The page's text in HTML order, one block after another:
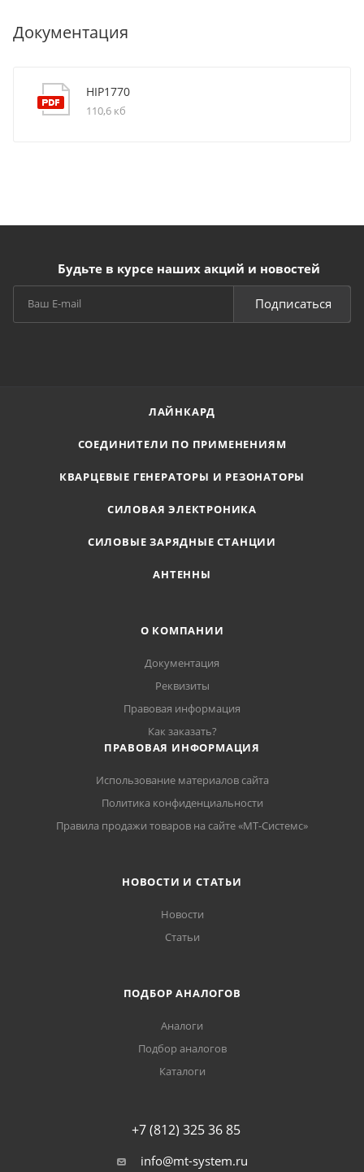
Документация
HIP1770
110,6 кб
Будьте в курсе наших акций и новостей
Подписаться
ЛАЙНКАРД
СОЕДИНИТЕЛИ ПО ПРИМЕНЕНИЯМ
КВАРЦЕВЫЕ ГЕНЕРАТОРЫ И РЕЗОНАТОРЫ
СИЛОВАЯ ЭЛЕКТРОНИКА
СИЛОВЫЕ ЗАРЯДНЫЕ СТАНЦИИ
АНТЕННЫ
О КОМПАНИИ
Документация
Реквизиты
Правовая информация
Как заказать?
ПРАВОВАЯ ИНФОРМАЦИЯ
Использование материалов сайта
Политика конфиденциальности
Правила продажи товаров на сайте «МТ-Системс»
НОВОСТИ И СТАТЬИ
Новости
Статьи
ПОДБОР АНАЛОГОВ
Аналоги
Подбор аналогов
Каталоги
+7 (812) 325 36 85
info@mt-system.ru